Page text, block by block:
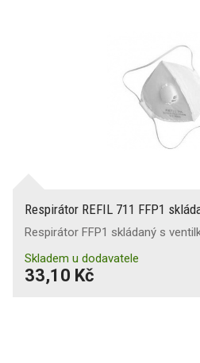
Respirátor REFIL 711 FFP1
Respirátor FFP1 skládaný s
Skladem u dodavatele
33,10 Kč